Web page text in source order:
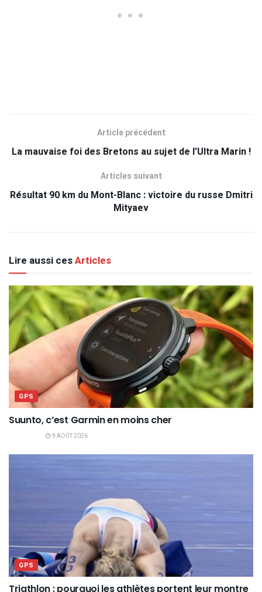
Article précédent
La mauvaise foi des Bretons au sujet de l’Ultra Marin !
Articles suivant
Résultat 90 km du Mont-Blanc : victoire du russe Dmitri
Mityaev
Lire aussi cesArticles
GPS
Suunto, c’est Garmin en moins cher
9 AOÛT 2026
GPS
Triathlon : pourquoi les athlètes portent leur montre